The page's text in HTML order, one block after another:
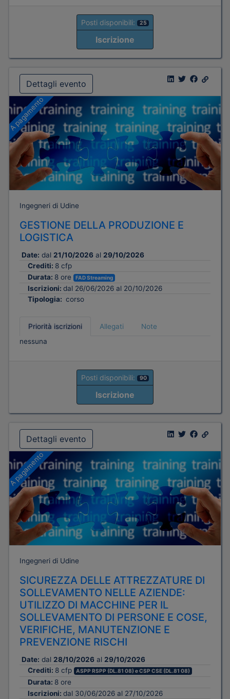
Posti disponibili: 25
Iscrizione
Dettagli evento
A pagamento
Ingegneri di Udine
GESTIONE DELLA PRODUZIONE E
LOGISTICA
Date: dal 21/10/2026 al 29/10/2026
Crediti: 8 cfp
Durata: 8 ore FAD Streaming
Iscrizioni: dal 26/06/2026 al 20/10/2026
Tipologia: corso
Priorità iscrizioni Allegati
Note
nessuna
Posti disponibili: 90
Iscrizione
Dettagli evento
A pagamento
Ingegneri di Udine
SICUREZZA DELLE ATTREZZATURE DI
SOLLEVAMENTO NELLE AZIENDE:
UTILIZZO DI MACCHINE PER IL
SOLLEVAMENTO DI PERSONE E COSE,
VERIFICHE, MANUTENZIONE E
PREVENZIONE RISCHI
Date: dal 28/10/2026 al 29/10/2026
Crediti: 8 cfp ASPP RSPP (DL.81 08) e CSP CSE (DL.81 08)
Durata: 8 ore
Iscrizioni: dal 30/06/2026 al 27/10/2026